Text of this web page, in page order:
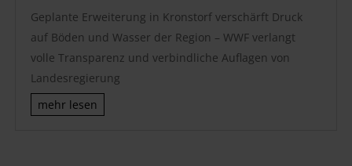
Geplante Erweiterung in Kronstorf verschärft Druck
auf Böden und Wasser der Region – WWF verlangt
volle Transparenz und verbindliche Auflagen von
Landesregierung
mehr lesen